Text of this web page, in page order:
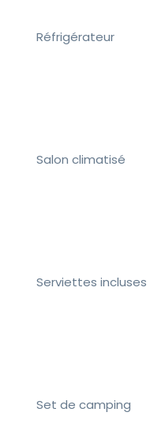
Réfrigérateur
Salon climatisé
Serviettes incluses
Set de camping